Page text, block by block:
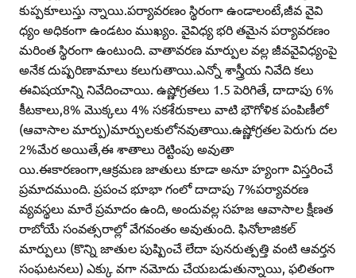
కుప్పకూలుస్తు న్నాయి.పర్యావరణం స్థిరంగా ఉండాలంటే,జీవ వైవి
ధ్యం అధికంగా ఉండటం ముఖ్యం. వైవిధ్య భరి తమైన పర్యావరణం
మరింత స్థిరంగా ఉంటుంది. వాతావరణ మార్పుల వల్ల జీవవైవిధ్యంపై
అనేక దుష్పరిణామాలు కలుగుతాయి.ఎన్నో శాస్త్రీయ నివేది కలు
ఈవిషయాన్ని నివేదించాయి. ఉష్ణోగ్రతలు 1.5 పెరిగితే, దాదాపు 6%
కీటకాలు,8% మొక్కలు 4% సకశేరుకాలు వాటి భౌగోళిక పంపిణీలో
(ఆవాసాల మార్పు)మార్పులకులోనవుతాయి.ఉష్ణోగ్రతల పెరుగు దల
2%మేర అయితే,ఈ శాతాలు రెట్టింపు అవుతా
యి.ఈకారణంగా,ఆక్రమణ జాతులు కూడా అనూ హ్యంగా విస్తరించే
ప్రమాదముంది. ప్రపంచ భూభా గంలో దాదాపు 7%పర్యావరణ
వ్యవస్థలు మారే ప్రమాదం ఉంది, అందువల్ల సహజ ఆవాసాల క్షీణత
రాబోయే సంవత్సరాల్లో వేగవంతం అవుతుంది. ఫినోలాజికల్‌
మార్పులు (కొన్ని జాతుల పుష్పించే లేదా పునరుత్పత్తి వంటి ఆవర్తన
సంఘటనలు) ఎక్కు వగా నమోదు చేయబడుతున్నాయి, ఫలితంగా